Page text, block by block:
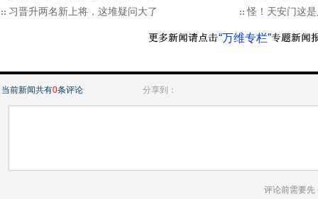
习晋升两名新上将，这堆疑问大了
怪！天安门这
“万维专栏”
当前新闻共有0条评论 分享到：
评论前需要先